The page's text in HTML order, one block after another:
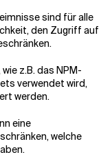
sind für alle
den Zugriff auf
z.B. das NPM-
verwendet wird,
werden.
eine
welche